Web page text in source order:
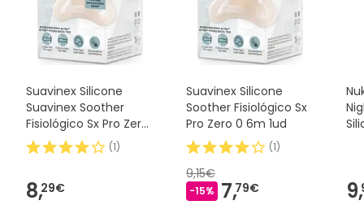
desejares, também podes devolver o produto seguindo os
nossos termos e condições
Suavinex Silicone
Suavinex Soother
Fisiológico Sx Pro Zero
2m 1 peça
(1)
8,29€
Suavinex Silicone
Soother Fisiológico Sx
Pro Zero 0 6m 1ud
(1)
9,15€
-15% 7,79€ 9,